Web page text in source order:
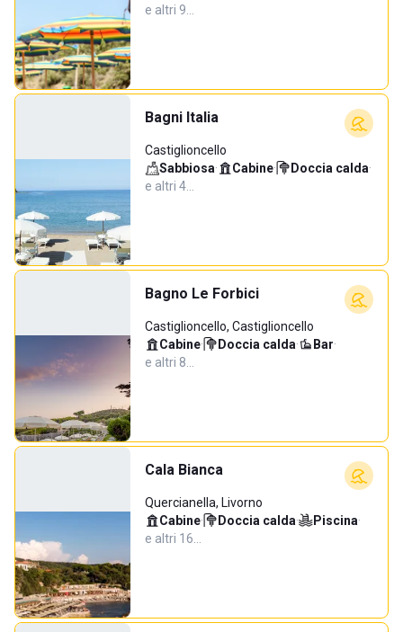
e altri 9…
Bagni Italia
Castiglioncello
Sabbiosa· Cabine· Doccia calda·
e altri 4…
Bagno Le Forbici
Castiglioncello, Castiglioncello
Cabine· Doccia calda· Bar·
e altri 8…
Cala Bianca
Quercianella, Livorno
Cabine· Doccia calda· Piscina·
e altri 16…